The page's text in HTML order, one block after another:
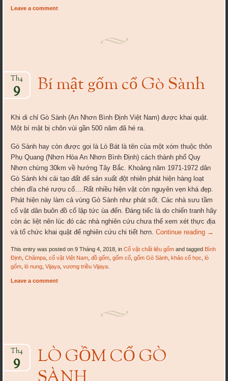
Leave a comment
Bí mật gốm cổ Gò Sành
Th4
9
Khi di chỉ Gò Sành (An Nhơn Bình Định Việt Nam) được khai quật.
Một bí mật bị chôn vùi gần 500 năm đã hé ra.
Gò Sành hay còn được gọi là Lò Bát là tên của một xóm thuộc thôn
Phụ Quang (Nhơn Hòa An Nhơn Bình Định) cách thành phố Quy
Nhơn chừng 30km về hướng Tây Bắc. Khoảng năm 1971-1972 dân
Gò Sành khi cải tạo đất để sản xuất đột nhiên phát hiện hàng loạt
chén dĩa ché rượu cổ….Rất nhiều hiện vật còn nguyên vẹn khá đẹp.
Phát hiện này làm cả vùng Gò Sành như phát sốt. Các nhà sưu tầm
cổ vật dân buôn đồ cổ lập tức ùa đến. Đáng tiếc là do chiến tranh hãy
còn ác liệt nên lúc đó các nhà nghiên cứu chưa thể xem xét thực địa
và tổ chức khai quật để nghiên cứu chi tiết hơn.Continue reading →
This entry was posted on 9 Tháng 4, 2018, inCổ vật chất liệu gốm and tagged Bình
Định ,Chămpa ,cổ vật Việt Nam ,đồ gốm ,gốm cổ ,gốm Gò Sành ,khảo cổ học ,lò
gốm ,lò nung ,Vijaya ,vương triều Vijaya
Leave a comment
LÒ GỒM CỔ GÒ
Th4
9